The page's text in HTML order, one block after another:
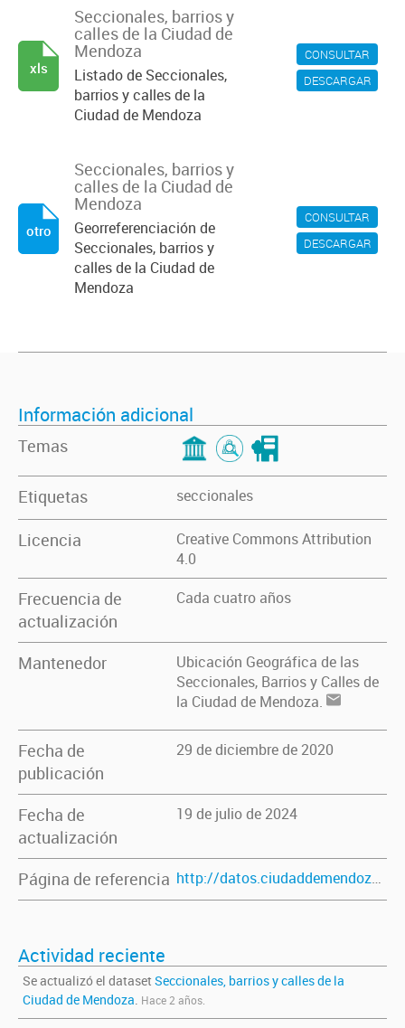
CONSULTAR
DESCARGAR
Seccionales, barrios y
calles de la Ciudad de
Mendoza
Listado de Seccionales,
barrios y calles de la
Ciudad de Mendoza
xls
CONSULTAR
DESCARGAR
Seccionales, barrios y
calles de la Ciudad de
Mendoza
Georreferenciación de
Seccionales, barrios y
calles de la Ciudad de
Mendoza
otro
Información adicional
Temas
Etiquetas seccionales
Licencia
Creative Commons Attribution
4.0
Frecuencia de
actualización
Cada cuatro años
Mantenedor
Ubicación Geográfica de las
Seccionales, Barrios y Calles de
la Ciudad de Mendoza.
Fecha de
publicación
29 de diciembre de 2020
Fecha de
actualización
19 de julio de 2024
Página de referencia http://datos.ciudaddemendoza.gob.ar/dataset/seccionales-barrios-calles
Actividad reciente
Se actualizó el dataset Seccionales, barrios y calles de la
Ciudad de Mendoza. Hace 2 años.